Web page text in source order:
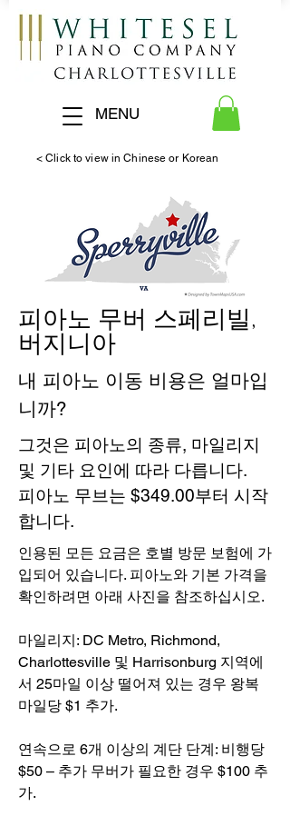
< Click to view in Chinese or Korean
MENU
피아노 무버 스페리빌,
버지니아
내 피아노 이동 비용은 얼마입
니까?
그것은 피아노의 종류, 마일리지
및 기타 요인에 따라 다릅니다.
피아노 무브는 $349.00부터 시작
합니다.
인용된 모든 요금은 호별 방문 보험에 가
입되어 있습니다. 피아노와 기본 가격을
확인하려면 아래 사진을 참조하십시오.
마일리지: DC Metro, Richmond,
Charlottesville 및 Harrisonburg 지역에
서 25마일 이상 떨어져 있는 경우 왕복
마일당 $1 추가.
연속으로 6개 이상의 계단 단계: 비행당
$50 – 추가 무버가 필요한 경우 $100 추
가.